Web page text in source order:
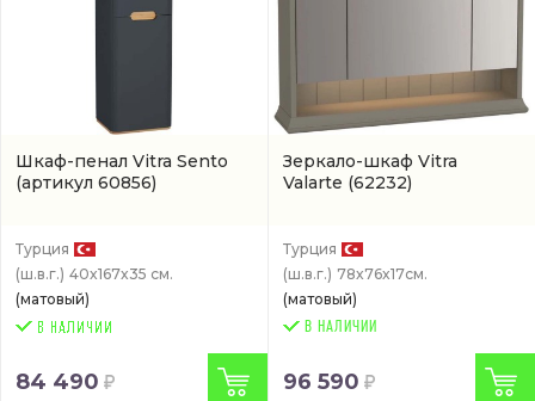
Шкаф-пенал Vitra Sento
(артикул 60856)
Турция
(ш.в.г.) 40x167x35 см.
(матовый)
84 490
Зеркало-шкаф Vitra
Valarte (62232)
Турция
(ш.в.г.) 78x76x17см.
(матовый)
В НАЛИЧИИ
96 590